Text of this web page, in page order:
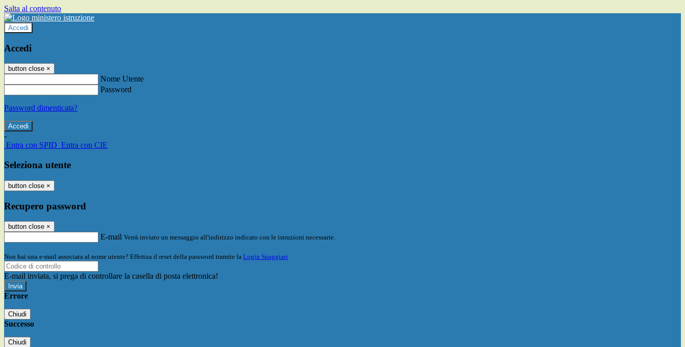
Salta al contenuto
Accedi
Accedi
button close ×
Nome Utente
Password
Password dimenticata?
-
Entra con SPID Entra con CIE
Seleziona utente
button close ×
Recupero password
button close ×
E-mail Verrà inviato un messaggio all'indirizzo indicato con le istruzioni necessarie.
Non hai una e-mail associata al nome utente? Effettua il reset della password tramite la Login Spaggiari
E-mail inviata, si prega di controllare la casella di posta elettronica!
Errore
Chiudi
Successo
Chiudi